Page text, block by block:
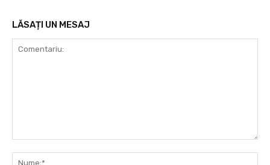
LĂSAȚI UN MESAJ